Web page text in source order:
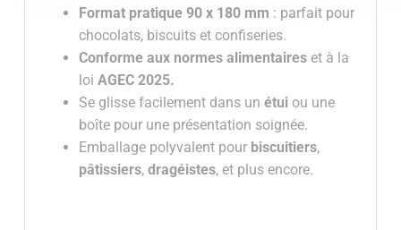
Format pratique 90 x 180 mm : parfait pour
chocolats, biscuits et confiseries.
Conforme aux normes alimentaireset à la
loi AGEC 2025.
Se glisse facilement dans un étuiou une
boîte pour une présentation soignée.
Emballage polyvalent pour biscuitiers,
pâtissiers, dragéistes, et plus encore.